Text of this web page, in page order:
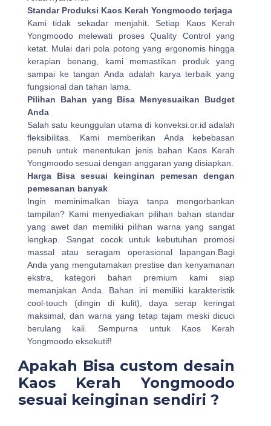
Standar Produksi Kaos Kerah Yongmoodo terjaga
Kami tidak sekadar menjahit. Setiap Kaos Kerah
Yongmoodo melewati proses Quality Control yang
ketat. Mulai dari pola potong yang ergonomis hingga
kerapian benang, kami memastikan produk yang
sampai ke tangan Anda adalah karya terbaik yang
fungsional dan tahan lama.
Pilihan Bahan yang Bisa Menyesuaikan Budget
Anda
Salah satu keunggulan utama di konveksi.or.id adalah
fleksibilitas. Kami memberikan Anda kebebasan
penuh untuk menentukan jenis bahan Kaos Kerah
Yongmoodo sesuai dengan anggaran yang disiapkan.
Harga Bisa sesuai keinginan pemesan dengan
pemesanan banyak
Ingin meminimalkan biaya tanpa mengorbankan
tampilan? Kami menyediakan pilihan bahan standar
yang awet dan memiliki pilihan warna yang sangat
lengkap. Sangat cocok untuk kebutuhan promosi
massal atau seragam operasional lapangan.Bagi
Anda yang mengutamakan prestise dan kenyamanan
ekstra, kategori bahan premium kami siap
memanjakan Anda. Bahan ini memiliki karakteristik
cool-touch (dingin di kulit), daya serap keringat
maksimal, dan warna yang tetap tajam meski dicuci
berulang kali. Sempurna untuk Kaos Kerah
Yongmoodo eksekutif!
Apakah Bisa custom desain
Kaos Kerah Yongmoodo
sesuai keinginan sendiri ?